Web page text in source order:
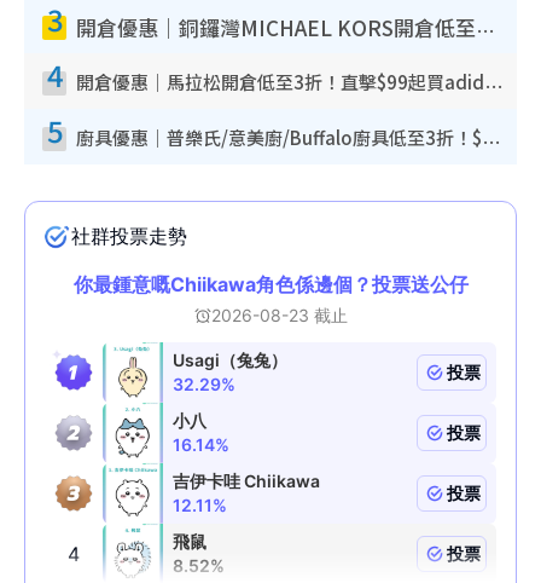
3 開倉優惠｜銅鑼灣MICHAEL KORS開倉低至17折！直擊$500起買手袋/銀包/鞋款 必買經典Jet Set系列
4 開倉優惠｜馬拉松開倉低至3折！直擊$99起買adidas／New Balance／Puma鞋款 STANLEY保溫杯劈價至$119起
5 廚具優惠｜普樂氏/意美廚/Buffalo廚具低至3折！$89起買煎鍋／炒鑊／個人鍋 同場小家電激減至$99起